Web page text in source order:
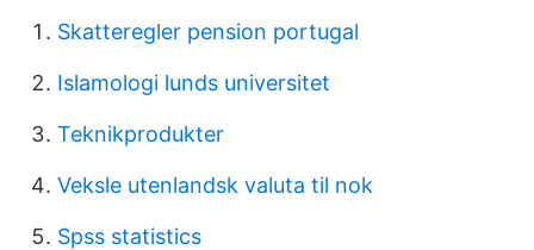
Skatteregler pension portugal
Islamologi lunds universitet
Teknikprodukter
Veksle utenlandsk valuta til nok
Spss statistics